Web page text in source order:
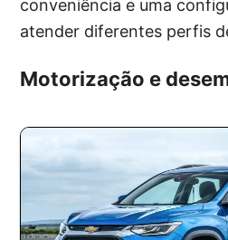
conveniência e uma
atender diferentes perfis
Motorização e